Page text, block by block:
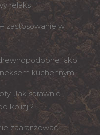
relaks
zastosowanie w
jako
kuchennym
Jak sprawnie
kolizji?
zaaranżować